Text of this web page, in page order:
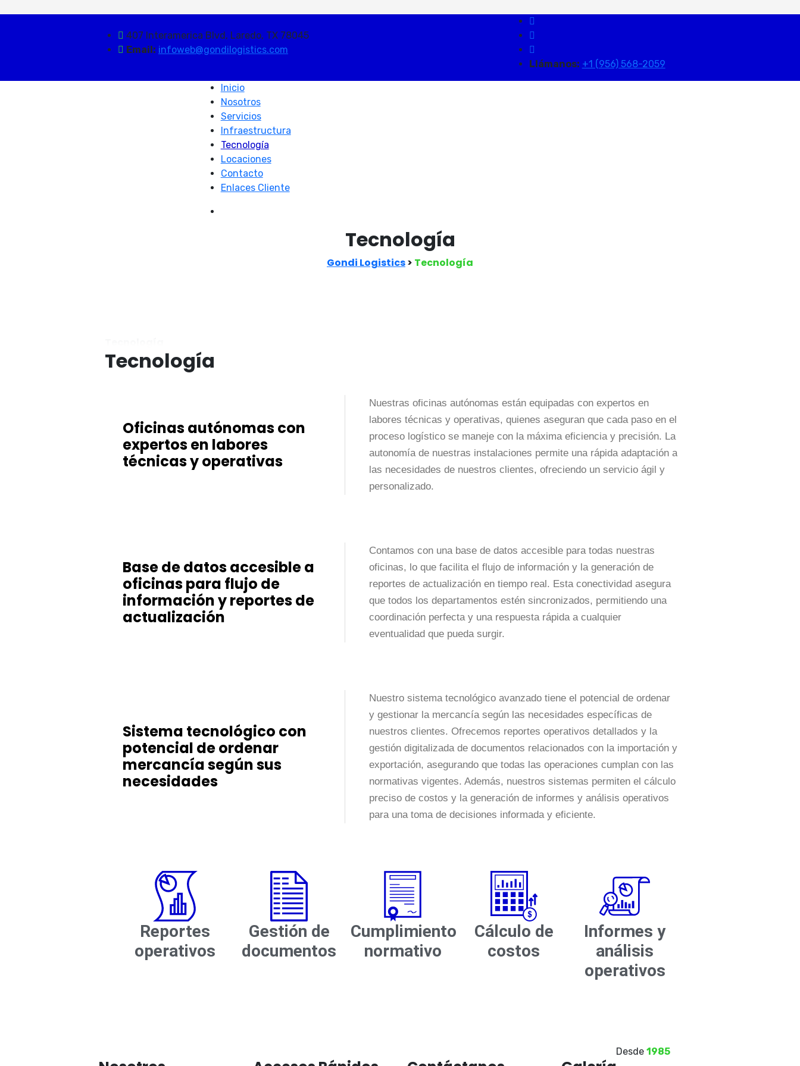
407 Interamerica Blvd, Laredo, TX 78045
Email: infoweb@gondilogistics.com
Llámanos: +1 (956) 568-2059
Inicio
Nosotros
Servicios
Infraestructura
Tecnología
Locaciones
Contacto
Enlaces Cliente
Tecnología
Gondi Logistics> Tecnología
Tecnología
Oficinas autónomas con
expertos en labores
técnicas y operativas
Nuestras oficinas autónomas están equipadas con expertos en
labores técnicas y operativas, quienes aseguran que cada paso en el
proceso logístico se maneje con la máxima eficiencia y precisión. La
autonomía de nuestras instalaciones permite una rápida adaptación a
las necesidades de nuestros clientes, ofreciendo un servicio ágil y
personalizado.
Base de datos accesible a
oficinas para flujo de
información y reportes de
actualización
Contamos con una base de datos accesible para todas nuestras
oficinas, lo que facilita el flujo de información y la generación de
reportes de actualización en tiempo real. Esta conectividad asegura
que todos los departamentos estén sincronizados, permitiendo una
coordinación perfecta y una respuesta rápida a cualquier
eventualidad que pueda surgir.
Sistema tecnológico con
potencial de ordenar
mercancía según sus
necesidades
Nuestro sistema tecnológico avanzado tiene el potencial de ordenar
y gestionar la mercancía según las necesidades específicas de
nuestros clientes. Ofrecemos reportes operativos detallados y la
gestión digitalizada de documentos relacionados con la importación y
exportación, asegurando que todas las operaciones cumplan con las
normativas vigentes. Además, nuestros sistemas permiten el cálculo
preciso de costos y la generación de informes y análisis operativos
para una toma de decisiones informada y eficiente.
Reportes
operativos
Gestión de
documentos​
Cumplimiento
normativo​
Cálculo de
costos​
Informes y
análisis
operativos​
Desde 1985